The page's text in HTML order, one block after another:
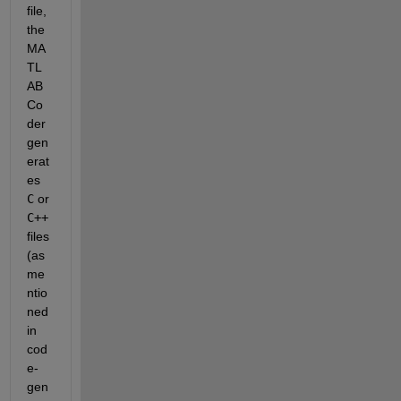
file,
the
MA
TL
AB
Co
der
gen
erat
es
C or
C++
files
(as
me
ntio
ned
in
cod
e-
gen